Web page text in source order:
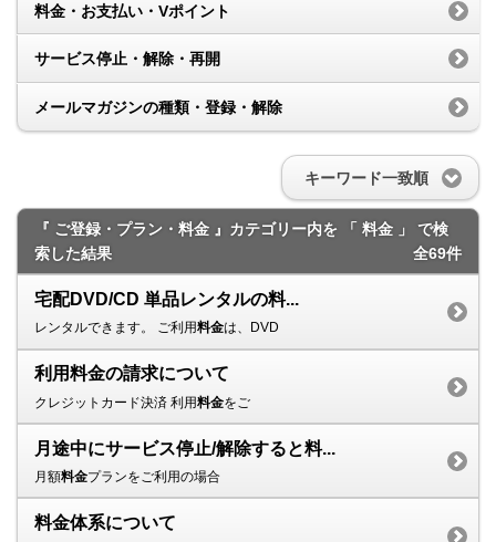
料金・お支払い・Vポイント
サービス停止・解除・再開
メールマガジンの種類・登録・解除
キーワード一致順
『 ご登録・プラン・料金 』カテゴリー内を 「 料金 」 で検
索した結果
全69件
宅配DVD/CD 単品レンタルの料...
レンタルできます。 ご利用料金は、DVD
利用料金の請求について
クレジットカード決済 利用料金をご
月途中にサービス停止/解除すると料...
月額料金プランをご利用の場合
料金体系について